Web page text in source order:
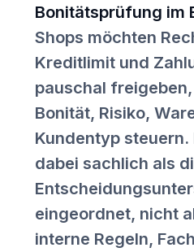
Bonitätsprüfung im
Shops möchten
Kreditlimit und
pauschal
Bonität, Risiko,
Kundentyp
dabei sachlich als
eingeordnet, nicht
interne Regeln,